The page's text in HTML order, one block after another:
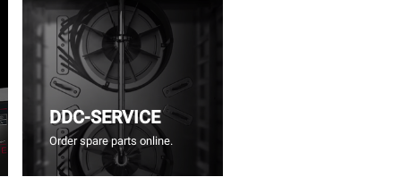
DDC-SERVICE
Order spare parts online.